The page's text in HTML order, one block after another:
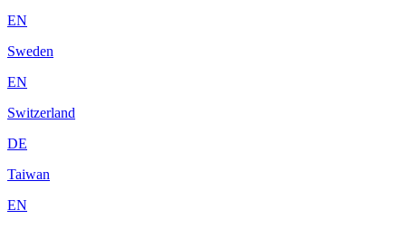
EN
Sweden
EN
Switzerland
DE
Taiwan
EN